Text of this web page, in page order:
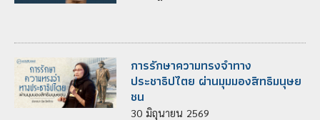
การรักษาความทรงจำทาง
ประชาธิปไตย ผ่านมุมมองสิทธิมนุษย
ชน
30 มิถุนายน 2569